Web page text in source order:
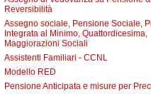
Reversibilità
Assegno sociale, Pensione Sociale,
Integrata al Minimo, Quattordicesima,
Maggiorazioni Sociali
Assistenti Familiari - CCNL
Modello RED
Pensione Anticipata e misure per